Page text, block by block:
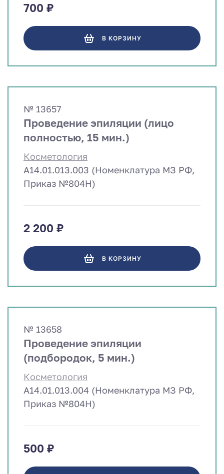
700 ₽
В КОРЗИНУ
№ 13657
Проведение эпиляции (лицо
полностью, 15 мин.)
Косметология
A14.01.013.003 (Номенклатура МЗ РФ,
Приказ №804Н)
2 200 ₽
В КОРЗИНУ
№ 13658
Проведение эпиляции
(подбородок, 5 мин.)
Косметология
A14.01.013.004 (Номенклатура МЗ РФ,
Приказ №804Н)
500 ₽